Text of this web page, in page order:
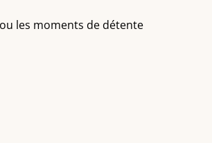
les moments de détente